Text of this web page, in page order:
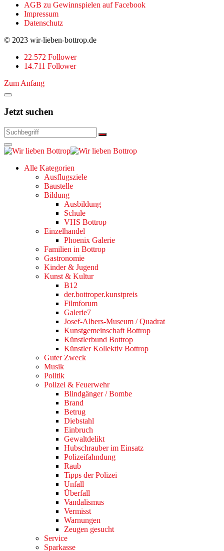
AGB zu Gewinnspielen auf Facebook
Impressum
Datenschutz
© 2023 wir-lieben-bottrop.de
22.572 Follower
14.711 Follower
Zum Anfang
Jetzt suchen
Alle Kategorien
Ausflugsziele
Baustelle
Bildung
Ausbildung
Schule
VHS Bottrop
Einzelhandel
Phoenix Galerie
Familien in Bottrop
Gastronomie
Kinder & Jugend
Kunst & Kultur
B12
der.bottroper.kunstpreis
Filmforum
Galerie7
Josef-Albers-Museum / Quadrat
Kunstgemeinschaft Bottrop
Künstlerbund Bottrop
Künstler Kollektiv Bottrop
Guter Zweck
Musik
Politik
Polizei & Feuerwehr
Blindgänger / Bombe
Brand
Betrug
Diebstahl
Einbruch
Gewaltdelikt
Hubschrauber im Einsatz
Polizeifahndung
Raub
Tipps der Polizei
Unfall
Überfall
Vandalismus
Vermisst
Warnungen
Zeugen gesucht
Service
Sparkasse